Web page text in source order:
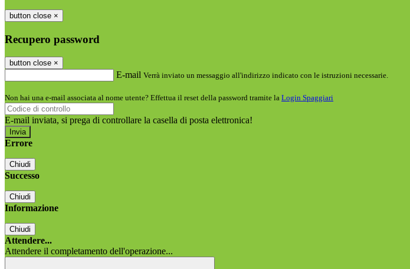
button close ×
Recupero password
button close ×
E-mail Verrà inviato un messaggio all'indirizzo indicato con le istruzioni necessarie.
Non hai una e-mail associata al nome utente? Effettua il reset della password tramite la Login Spaggiari
E-mail inviata, si prega di controllare la casella di posta elettronica!
Errore
Chiudi
Successo
Chiudi
Informazione
Chiudi
Attendere...
Attendere il completamento dell'operazione...